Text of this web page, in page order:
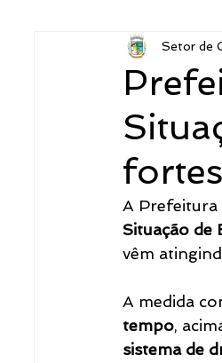
Secretaria de Obras
Procuradoria Jurídica
Administração
Meio Ambiente, Pesca
Setor de
A Prefeitura
Situação de
vêm
A medida
tempo,
sistema de